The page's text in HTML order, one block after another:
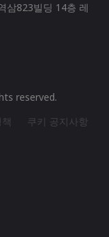
삼823빌딩 14층 레
reserved.
쿠키 공지사항